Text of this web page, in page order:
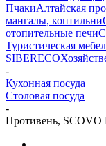
ПчакиАлтайская
мангалы, коптильни
отопительные печи
Туристическая
SIBERECO
-
Кухонная посуда
Столовая посуда
-
Противень, SCOVO